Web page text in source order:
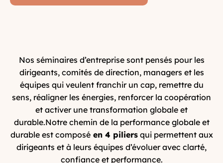
Nos séminaires d’entreprise sont pensés pour les
dirigeants, comités de direction, managers et les
équipes qui veulent franchir un cap, remettre du
sens, réaligner les énergies, renforcer la coopération
et activer une transformation globale et
durable.Notre chemin de la performance globale et
durable est composéen 4 piliersqui permettent aux
dirigeants et à leurs équipes d’évoluer avec clarté,
confiance et performance.